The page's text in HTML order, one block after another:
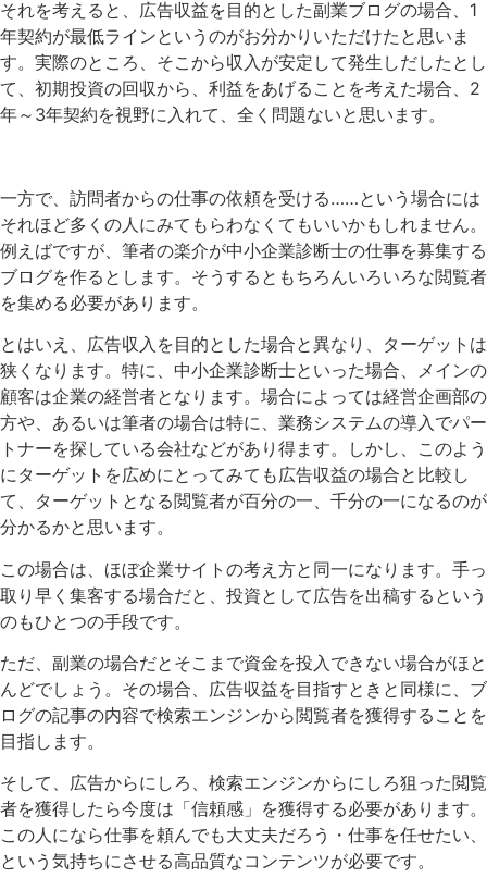
それを考えると、広告収益を目的とした副業ブログの場合、1
年契約が最低ラインというのがお分かりいただけたと思いま
す。実際のところ、そこから収入が安定して発生しだしたとし
て、初期投資の回収から、利益をあげることを考えた場合、2
年～3年契約を視野に入れて、全く問題ないと思います。
一方で、訪問者からの仕事の依頼を受ける……という場合には
それほど多くの人にみてもらわなくてもいいかもしれません。
例えばですが、筆者の楽介が中小企業診断士の仕事を募集する
ブログを作るとします。そうするともちろんいろいろな閲覧者
を集める必要があります。
とはいえ、広告収入を目的とした場合と異なり、ターゲットは
狭くなります。特に、中小企業診断士といった場合、メインの
顧客は企業の経営者となります。場合によっては経営企画部の
方や、あるいは筆者の場合は特に、業務システムの導入でパー
トナーを探している会社などがあり得ます。しかし、このよう
にターゲットを広めにとってみても広告収益の場合と比較し
て、ターゲットとなる閲覧者が百分の一、千分の一になるのが
分かるかと思います。
この場合は、ほぼ企業サイトの考え方と同一になります。手っ
取り早く集客する場合だと、投資として広告を出稿するという
のもひとつの手段です。
ただ、副業の場合だとそこまで資金を投入できない場合がほと
んどでしょう。その場合、広告収益を目指すときと同様に、ブ
ログの記事の内容で検索エンジンから閲覧者を獲得することを
目指します。
そして、広告からにしろ、検索エンジンからにしろ狙った閲覧
者を獲得したら今度は「信頼感」を獲得する必要があります。
この人になら仕事を頼んでも大丈夫だろう・仕事を任せたい、
という気持ちにさせる高品質なコンテンツが必要です。